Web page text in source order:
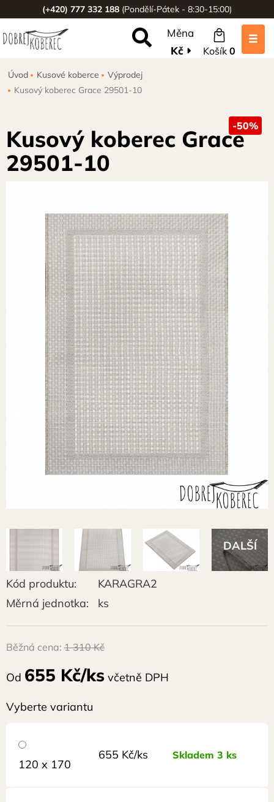
(+420) 777 332 188 (Pondělí-Pátek - 8:30-15:00)
Košík 0
Měna
Kč
Úvod Kusové koberce
Výprodej
Kusový koberec Grace 29501-10
Kusový koberec Grace
29501-10
-50%
Kód produktu:
KARAGRA2
Měrná jednotka:
ks
Běžná cena: 1 310 Kč
Od 655 Kč/ks včetně DPH
Vyberte variantu
120 x 170
655 Kč/ks Skladem 3 ks